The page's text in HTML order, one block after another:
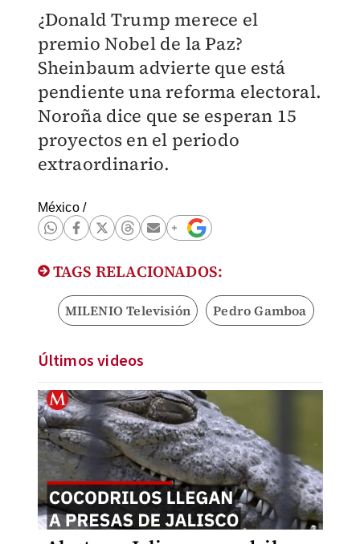
¿Donald Trump merece el
premio Nobel de la Paz?
Sheinbaum advierte que está
pendiente una reforma electoral.
Noroña dice que se esperan 15
proyectos en el periodo
extraordinario.
México/
TAGS RELACIONADOS:
MILENIO Televisión Pedro Gamboa
Últimos videos